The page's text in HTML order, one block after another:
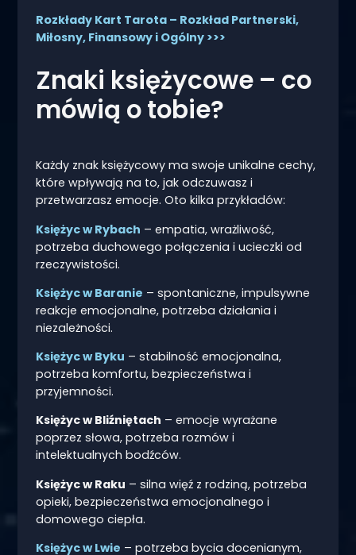
Rozkłady Kart Tarota – Rozkład Partnerski,
Miłosny, Finansowy i Ogólny >>>
Znaki księżycowe – co
mówią o tobie?
Każdy znak księżycowy ma swoje unikalne cechy,
które wpływają na to, jak odczuwasz i
przetwarzasz emocje. Oto kilka przykładów:
Księżyc w Rybach – empatia, wrażliwość,
potrzeba duchowego połączenia i ucieczki od
rzeczywistości.
Księżyc w Baranie – spontaniczne, impulsywne
reakcje emocjonalne, potrzeba działania i
niezależności.
Księżyc w Byku – stabilność emocjonalna,
potrzeba komfortu, bezpieczeństwa i
przyjemności.
Księżyc w Bliźniętach – emocje wyrażane
poprzez słowa, potrzeba rozmów i
intelektualnych bodźców.
Księżyc w Raku – silna więź z rodziną, potrzeba
opieki, bezpieczeństwa emocjonalnego i
domowego ciepła.
Księżyc w Lwie – potrzeba bycia docenianym,